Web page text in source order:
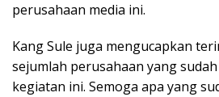
perusahaan media ini.
Kang Sule juga mengucapkan
sejumlah perusahaan yang
kegiatan ini. Semoga apa yang